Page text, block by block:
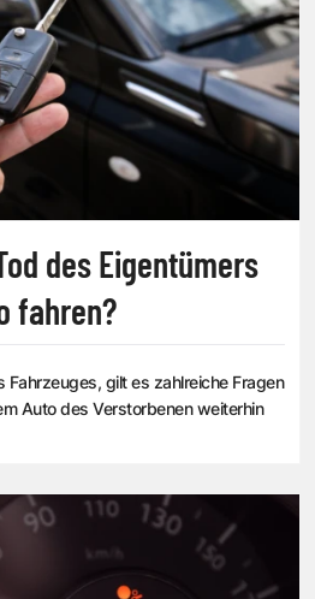
des Eigentümers
fahren?
Fahrzeuges, gilt es zahlreiche Fragen
Auto des Verstorbenen weiterhin